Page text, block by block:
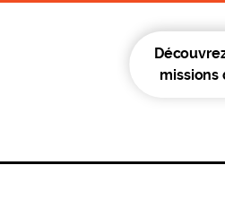
missions